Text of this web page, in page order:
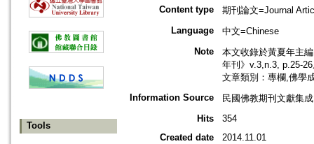
Tools
Content type
期刊論文=Journal
Language
中文=Chinese
Note
本文收錄於黃夏年主
年刊》v.3,n.3, p.25-
文章類別：專欄,佛學
Information Source
民國佛教期刊文獻集
Hits
354
Created date
2014.11.01